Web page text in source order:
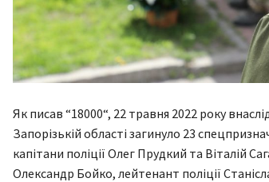
Як писав “18000“, 22 травня 2022 року
Запорізькій області загинуло 23
капітани поліції Олег Прудкий та Віталій
Олександр Бойко, лейтенант поліції